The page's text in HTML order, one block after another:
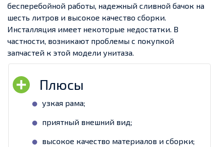
бесперебойной работы, надежный сливной бачок на
шесть литров и высокое качество сборки.
Инсталляция имеет некоторые недостатки. В
частности, возникают проблемы с покупкой
запчастей к этой модели унитаза.
узкая рама;
приятный внешний вид;
высокое качество материалов и сборки;